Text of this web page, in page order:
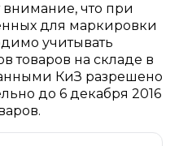
что при
для маркировки
учитывать
товаров на складе в
КиЗ разрешено
до 6 декабря 2016